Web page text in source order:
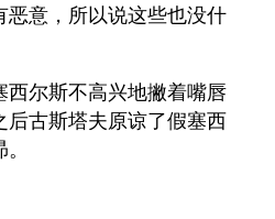
恶意，所以说这些也没什
西尔斯不高兴地撇着嘴唇
后古斯塔夫原谅了假塞西